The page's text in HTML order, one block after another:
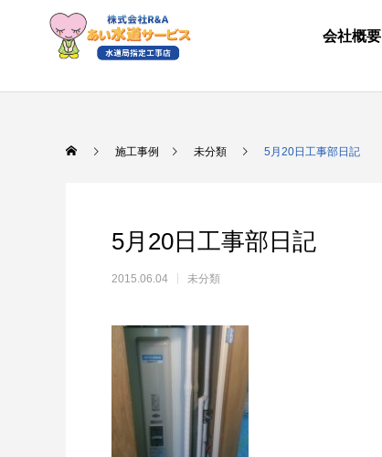
会社概要
施工事例 未分類 5月20日工事部日記
5月20日工事部日記
2015.06.04 未分類